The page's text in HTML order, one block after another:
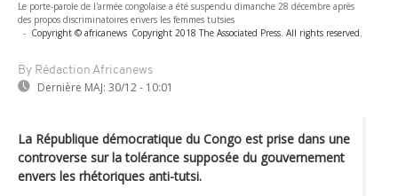
Le porte-parole de l'armée congolaise a été suspendu dimanche 28 décembre après
des propos discriminatoires envers les femmes tutsies
- Copyright © africanews Copyright 2018 The Associated Press. All rights reserved.
By Rédaction Africanews
Dernière MAJ: 30/12 - 10:01
La République démocratique du Congo est prise dans une
controverse sur la tolérance supposée du gouvernement
envers les rhétoriques anti-tutsi.